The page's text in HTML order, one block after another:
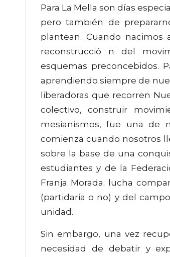
Para La Mella son días
pero también de
plantean. Cuando
reconstrucció n del
esquemas preconcebidos.
aprendiendo siempre de
liberadoras que recorren
colectivo, construir
mesianismos, fue una de
comienza cuando nosotros
sobre la base de una
estudiantes y de la
Franja Morada; lucha
(partidaria o no) y del
unidad.
Sin embargo, una vez
necesidad de debatir y